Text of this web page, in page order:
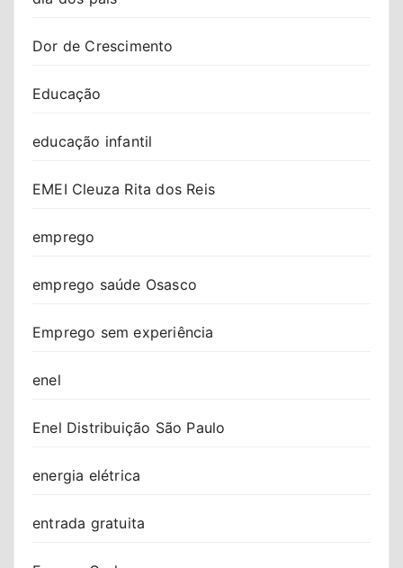
Dor de Crescimento
Educação
educação infantil
EMEI Cleuza Rita dos Reis
emprego
emprego saúde Osasco
Emprego sem experiência
enel
Enel Distribuição São Paulo
energia elétrica
entrada gratuita